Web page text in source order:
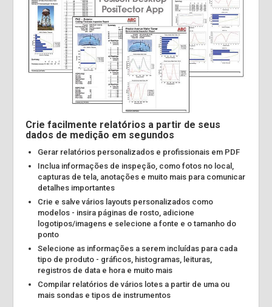
Crie facilmente relatórios a partir de seus
dados de medição em segundos
Gerar relatórios personalizados e profissionais em PDF
Inclua informações de inspeção, como fotos no local,
capturas de tela, anotações e muito mais para comunicar
detalhes importantes
Crie e salve vários layouts personalizados como
modelos - insira páginas de rosto, adicione
logotipos/imagens e selecione a fonte e o tamanho do
ponto
Selecione as informações a serem incluídas para cada
tipo de produto - gráficos, histogramas, leituras,
registros de data e hora e muito mais
Compilar relatórios de vários lotes a partir de uma ou
mais sondas e tipos de instrumentos